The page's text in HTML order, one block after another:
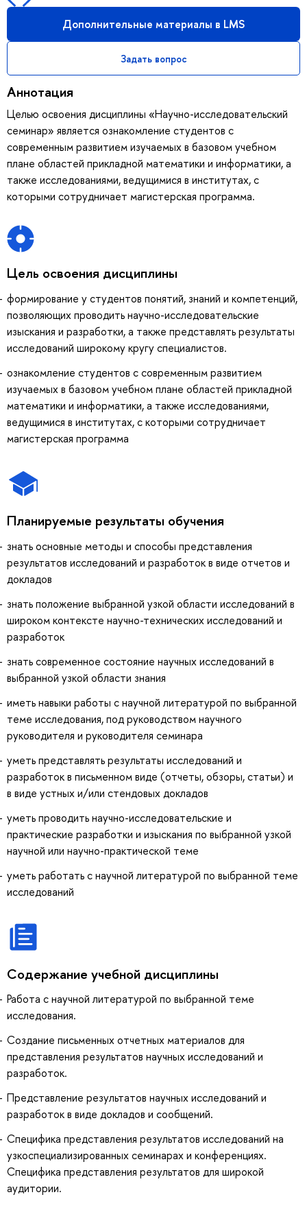
Дополнительные материалы в LMS
Задать вопрос
Аннотация
Целью освоения дисциплины «Научно-исследовательский
семинар» является ознакомление студентов с
современным развитием изучаемых в базовом учебном
плане областей прикладной математики и информатики, а
также исследованиями, ведущимися в институтах, с
которыми сотрудничает магистерская программа.
Цель освоения дисциплины
формирование у студентов понятий, знаний и компетенций,
позволяющих проводить научно-исследовательские
изыскания и разработки, а также представлять результаты
исследований широкому кругу специалистов.
ознакомление студентов с современным развитием
изучаемых в базовом учебном плане областей прикладной
математики и информатики, а также исследованиями,
ведущимися в институтах, с которыми сотрудничает
магистерская программа
Планируемые результаты обучения
знать основные методы и способы представления
результатов исследований и разработок в виде отчетов и
докладов
знать положение выбранной узкой области исследований в
широком контексте научно-технических исследований и
разработок
знать современное состояние научных исследований в
выбранной узкой области знания
иметь навыки работы с научной литературой по выбранной
теме исследования, под руководством научного
руководителя и руководителя семинара
уметь представлять результаты исследований и
разработок в письменном виде (отчеты, обзоры, статьи) и
в виде устных и/или стендовых докладов
уметь проводить научно-исследовательские и
практические разработки и изыскания по выбранной узкой
научной или научно-практической теме
уметь работать с научной литературой по выбранной теме
исследований
Содержание учебной дисциплины
Работа с научной литературой по выбранной теме
исследования.
Создание письменных отчетных материалов для
представления результатов научных исследований и
разработок.
Представление результатов научных исследований и
разработок в виде докладов и сообщений.
Специфика представления результатов исследований на
узкоспециализированных семинарах и конференциях.
Специфика представления результатов для широкой
аудитории.